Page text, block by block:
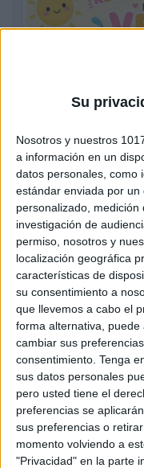
Su
Nosotros y nuestros
a información en un
datos personales, como
estándar enviada por
personalizado, medición
investigación de
permiso, nosotros y
localización geográfica
características de
su consentimiento a
que llevemos a cabo el
forma alternativa,
cambiar sus
consentimiento. Tenga
sus datos personales
pero usted tiene el
preferencias se
sus preferencias o
momento volviendo a
"Privacidad" en la parte
Conjunto de
veraniegas
Publicado hace 12
¿Buscas un recurso
aprendan y se
Este cuadernillo de
diseñado para que